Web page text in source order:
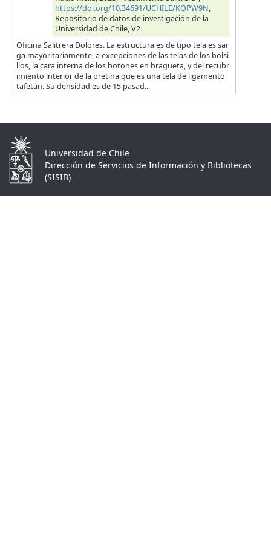
https://doi.org/10.34691/UCHILE/KQPW9N,
Repositorio de datos de investigación de la
Universidad de Chile, V2
Oficina Salitrera Dolores. La estructura es de tipo tela es sar
ga mayoritariamente, a excepciones de las telas de los bolsi
llos, la cara interna de los botones en bragueta, y del recubr
imiento interior de la pretina que es una tela de ligamento
tafetán. Su densidad es de 15 pasad...
Universidad de Chile
Dirección de Servicios de Información y Bibliotecas
(SISIB)